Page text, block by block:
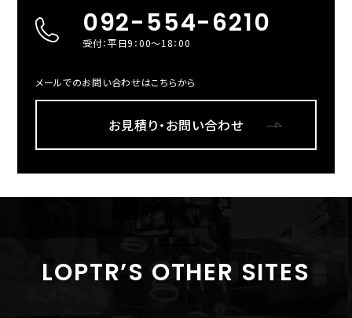
092-554-6210
受付：平日9：00～18：00
メールでのお問い合わせはこちらから
お見積り・お問い合わせ
LOPTR’S OTHER SITES